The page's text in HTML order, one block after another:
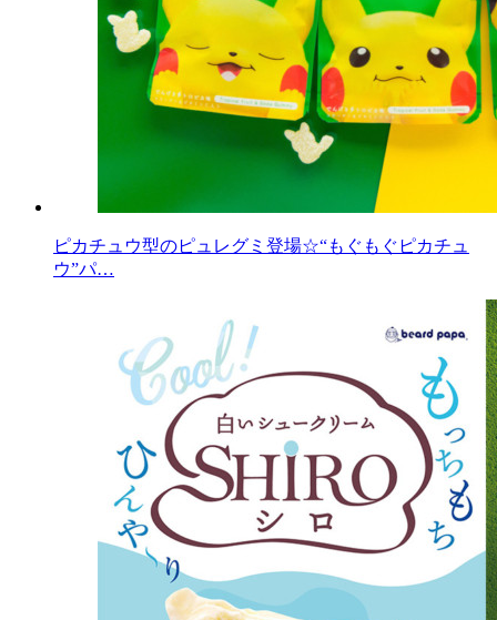
ピカチュウ型のピュレグミ登場☆“もぐもぐピカチュ
ウ”パ…